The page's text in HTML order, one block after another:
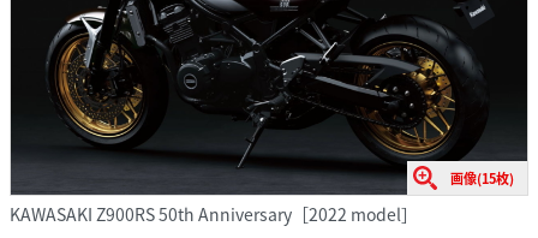
画像(15枚)
KAWASAKI Z900RS 50th Anniversary［2022 model］